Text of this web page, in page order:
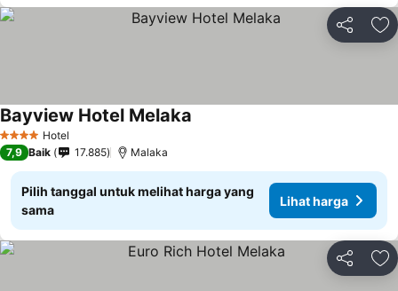
Bagikan
4 BintangHotel
Bayview Hotel Melaka
7,9 Baik 17.885 Malaka
Pilih tanggal untuk melihat harga yang
sama
Lihat harga
Bagikan